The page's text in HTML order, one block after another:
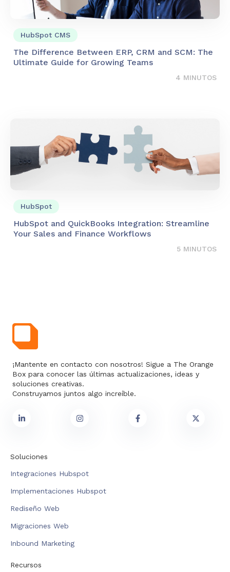
HubSpot CMS
The Difference Between ERP, CRM and SCM: The
Ultimate Guide for Growing Teams
4 MINUTOS
HubSpot
HubSpot and QuickBooks Integration: Streamline
Your Sales and Finance Workflows
5 MINUTOS
¡Mantente en contacto con nosotros! Sigue a The Orange
Box para conocer las últimas actualizaciones, ideas y
soluciones creativas.
Construyamos juntos algo increíble.
Soluciones
Integraciones Hubspot
Implementaciones Hubspot
Rediseño Web
Migraciones Web
Inbound Marketing
Recursos